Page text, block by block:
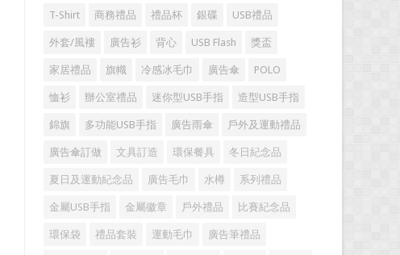
T-Shirt 商務禮品 禮品杯 銀碟 USB禮品
外套/風褸 廣告衫 背心 USB Flash 獎盃
家居禮品 旗幟 冷感冰毛巾 廣告傘 POLO
恤衫 辦公室禮品 迷你型USB手指 造型USB手指
錦旗 多功能USB手指 廣告雨傘 戶外及運動禮品
廣告傘訂做 文具訂造 環保餐具 冬日紀念品
夏日及運動紀念品 廣告毛巾 水樽 系列禮品
金屬USB手指 金屬徽章 戶外禮品 比賽紀念品
環保袋 禮品套裝 運動毛巾 廣告筆禮品